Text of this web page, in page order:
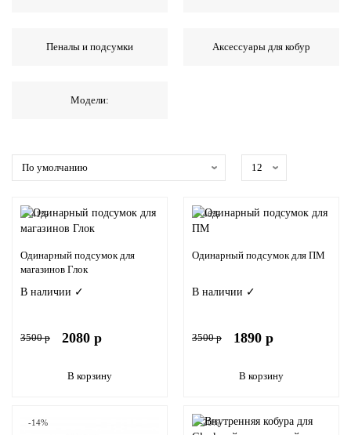
Пеналы и подсумки Аксессуары для кобур
Модели:
-41%
Одинарный подсумок для
магазинов Глок
В наличии ✓
3500 р 2080 р
В корзину
-46%
Одинарный подсумок для ПМ
В наличии ✓
3500 р 1890 р
В корзину
-14% -20%